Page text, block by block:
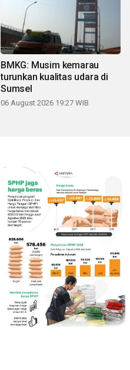
BMKG: Musim kemarau
turunkan kualitas udara di
Sumsel
06 August 2026 19:27 WIB